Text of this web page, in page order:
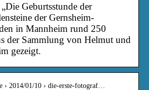
Geburtsstunde der
der Gernsheim-
in Mannheim rund 250
der Sammlung von Helmut und
gezeigt.
› 2014/01/10 › die-erste-fotograf…